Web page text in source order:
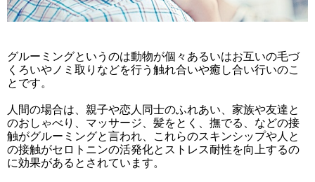
グルーミングというのは動物が個々あるいはお互いの毛づ
くろいやノミ取りなどを行う触れ合いや癒し合い行いのこ
とです。
人間の場合は、親子や恋人同士のふれあい、家族や友達と
のおしゃべり、マッサージ、髪をとく、撫でる、などの接
触がグルーミングと言われ、これらのスキンシップや人と
の接触がセロトニンの活発化とストレス耐性を向上するの
に効果があるとされています。